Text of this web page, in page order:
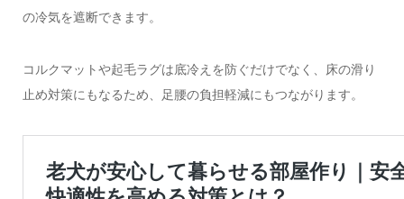
の冷気を遮断できます。
コルクマットや起毛ラグは底冷えを防ぐだけでなく、床の滑り
止め対策にもなるため、足腰の負担軽減にもつながります。